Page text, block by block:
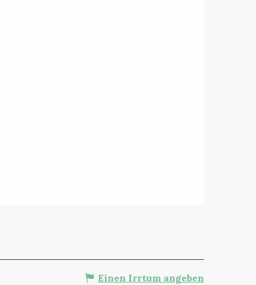
Einen Irrtum angeben